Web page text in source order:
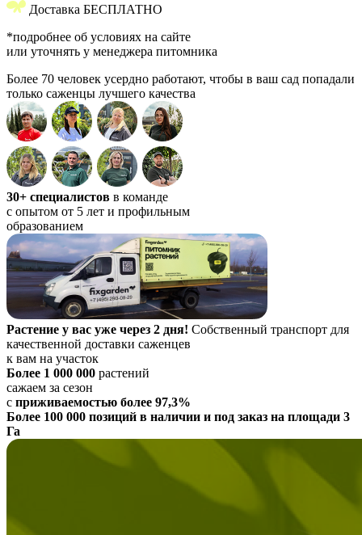
Доставка БЕСПЛАТНО
*подробнее об условиях на сайте
или уточнять у менеджера питомника
Более 70 человек усердно работают, чтобы в ваш сад попадали
только саженцы лучшего качества
30+ специалистов в команде
с опытом от 5 лет и профильным
образованием
Растение у вас уже через 2 дня! Собственный транспорт для
качественной доставки саженцев
к вам на участок
Более 1 000 000 растений
сажаем за сезон
с приживаемостью более 97,3%
Более 100 000 позиций в наличии и под заказ на площади 3
Га